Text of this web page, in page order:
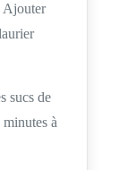
Ajouter
sucs de
à